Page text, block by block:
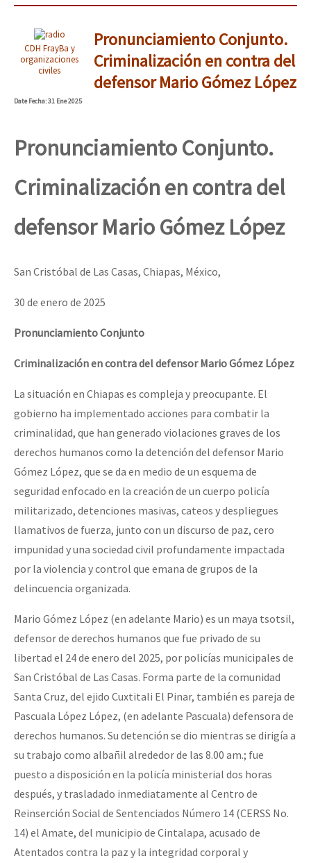
CDH FrayBa y
organizaciones
civiles
Pronunciamiento Conjunto.
Criminalización en contra del
defensor Mario Gómez López
DateFecha: 31 Ene 2025
Pronunciamiento Conjunto.
Criminalización en contra del
defensor Mario Gómez López
San Cristóbal de Las Casas, Chiapas, México,
30 de enero de 2025
Pronunciamiento Conjunto
Criminalización en contra del defensor Mario Gómez López
La situación en Chiapas es compleja y preocupante. El
gobierno ha implementado acciones para combatir la
criminalidad, que han generado violaciones graves de los
derechos humanos como la detención del defensor Mario
Gómez López, que se da en medio de un esquema de
seguridad enfocado en la creación de un cuerpo policía
militarizado, detenciones masivas, cateos y despliegues
llamativos de fuerza, junto con un discurso de paz, cero
impunidad y una sociedad civil profundamente impactada
por la violencia y control que emana de grupos de la
delincuencia organizada.
Mario Gómez López (en adelante Mario) es un maya tsotsil,
defensor de derechos humanos que fue privado de su
libertad el 24 de enero del 2025, por policías municipales de
San Cristóbal de Las Casas. Forma parte de la comunidad
Santa Cruz, del ejido Cuxtitali El Pinar, también es pareja de
Pascuala López López, (en adelante Pascuala) defensora de
derechos humanos. Su detención se dio mientras se dirigía a
su trabajo como albañil alrededor de las 8.00 am.; fue
puesto a disposición en la policía ministerial dos horas
después, y trasladado inmediatamente al Centro de
Reinserción Social de Sentenciados Número 14 (CERSS No.
14) el Amate, del municipio de Cintalapa, acusado de
Atentados contra la paz y la integridad corporal y